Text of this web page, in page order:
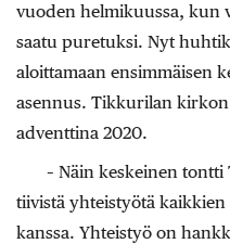
vuoden helmikuussa, kun
saatu puretuksi. Nyt
aloittamaan ensimmäisen
asennus. Tikkurilan
adventtina 2020.
– Näin keskeinen
tiivistä yhteistyötä
kanssa. Yhteistyö on